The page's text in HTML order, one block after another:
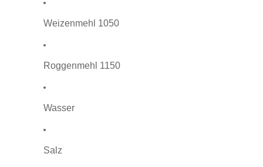
Weizenmehl 1050
Roggenmehl 1150
Wasser
Salz